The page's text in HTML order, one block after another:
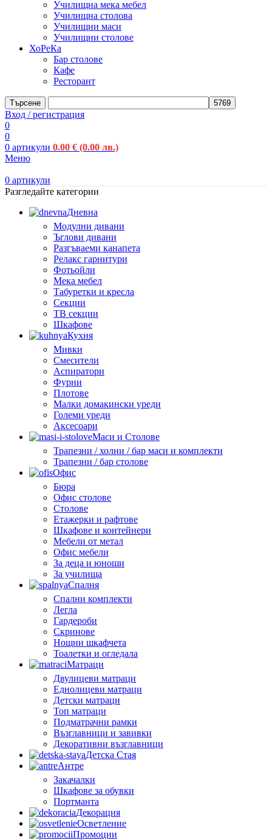
Училищна мека мебел
Училищна столова
Училищни маси
Училищни столове
ХоРеКа
Бар столове
Кафе
Ресторант
Търсене
Вход / регистрация
0
0
0 артикули 0.00 € (0.00 лв.)
Меню
0 артикули
Разгледайте категории
Дневна
Модулни дивани
Ъглови дивани
Разгъваеми канапета
Релакс гарнитури
Фотьойли
Мека мебел
Табуретки и кресла
Секции
ТВ секции
Шкафове
Кухня
Мивки
Смесители
Аспиратори
Фурни
Плотове
Малки домакински уреди
Големи уреди
Аксесоари
Маси и Столове
Трапезни / холни / бар маси и комплекти
Трапезни / бар столове
Офис
Бюра
Офис столове
Столове
Етажерки и рафтове
Шкафове и контейнери
Мебели от метал
Офис мебели
За деца и юноши
За училища
Спалня
Спални комплекти
Легла
Гардероби
Скринове
Нощни шкафчета
Тоалетки и огледала
Матраци
Двулицеви матраци
Еднолицеви матраци
Детски матраци
Топ матраци
Подматрачни рамки
Възглавници и завивки
Декоративни възглавници
Детска Стая
Антре
Закачалки
Шкафове за обувки
Портманта
Декорация
Осветление
Промоции